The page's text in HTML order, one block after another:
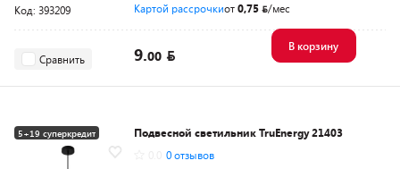
Код: 393209 Картой рассрочкиот0,75 /мес
Сравнить 9.00
В корзину
5+19 суперкредит
Подвесной светильник TruEnergy 21403
0 отзывов